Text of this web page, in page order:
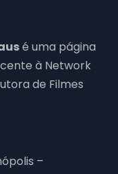
é uma página
à Network
de Filmes
–